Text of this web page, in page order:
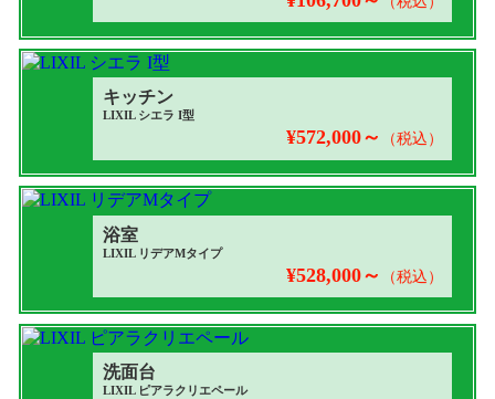
キッチン
LIXIL シエラ I型
¥572,000～ （税込）
浴室
LIXIL リデアMタイプ
¥528,000～ （税込）
洗面台
LIXIL ピアラクリエペール